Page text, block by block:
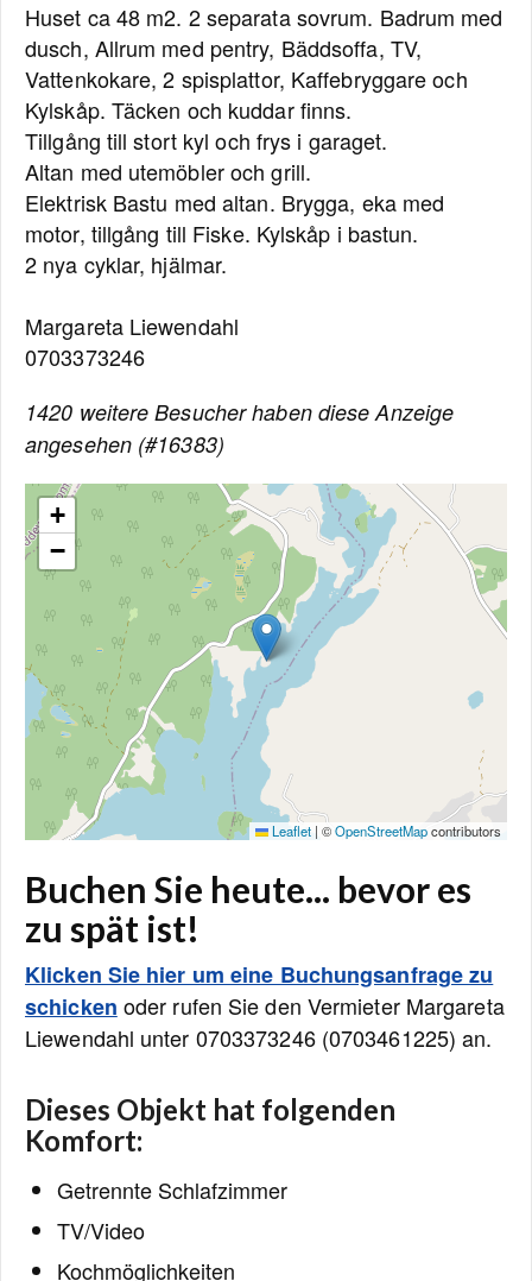
Huset ca 48 m2. 2 separata sovrum. Badrum med
dusch, Allrum med pentry, Bäddsoffa, TV,
Vattenkokare, 2 spisplattor, Kaffebryggare och
Kylskåp. Täcken och kuddar finns.
Tillgång till stort kyl och frys i garaget.
Altan med utemöbler och grill.
Elektrisk Bastu med altan. Brygga, eka med
motor, tillgång till Fiske. Kylskåp i bastun.
2 nya cyklar, hjälmar.
Margareta Liewendahl
0703373246
1420 weitere Besucher haben diese Anzeige
angesehen (#16383)
+
−
Leaflet | ©OpenStreetMapcontributors
Buchen Sie heute... bevor es
zu spät ist!
Klicken Sie hier um eine Buchungsanfrage zu
schicken oder rufen Sie den Vermieter Margareta
Liewendahl unter 0703373246 (0703461225) an.
Dieses Objekt hat folgenden
Komfort:
Getrennte Schlafzimmer
TV/Video
Kochmöglichkeiten